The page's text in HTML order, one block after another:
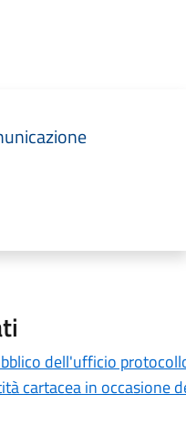
dell'ufficio
cartacea in occasione